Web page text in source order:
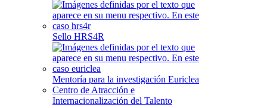
Sello HRS4R
Mentoría para la investigación Euriclea
Centro de Atracción e
Internacionalización del Talento